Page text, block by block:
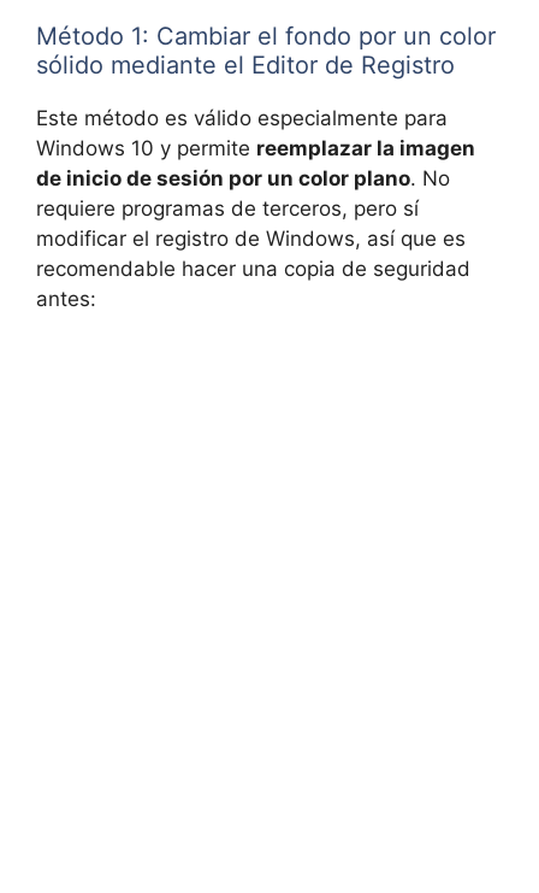
Método 1: Cambiar el fondo por un color
sólido mediante el Editor de Registro
Este método es válido especialmente para
Windows 10 y permite reemplazar la imagen
de inicio de sesión por un color plano. No
requiere programas de terceros, pero sí
modificar el registro de Windows, así que es
recomendable hacer una copia de seguridad
antes: